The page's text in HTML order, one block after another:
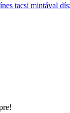
tacsi mintával